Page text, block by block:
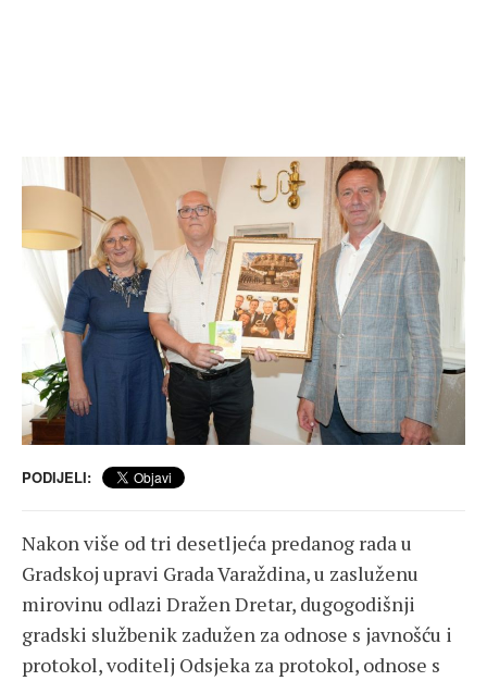
PODIJELI:
Nakon više od tri desetljeća predanog rada u
Gradskoj upravi Grada Varaždina, u zasluženu
mirovinu odlazi Dražen Dretar, dugogodišnji
gradski službenik zadužen za odnose s javnošću i
protokol, voditelj Odsjeka za protokol, odnose s